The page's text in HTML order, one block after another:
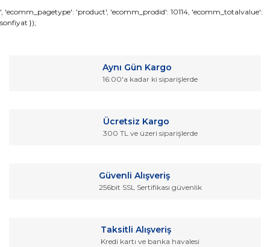
Yorum Yaz
Bu ürünün fiyat bilgisi, resim, ürün açıklamalarında ve diğer
konularda yetersiz gördüğünüz noktaları öneri formunu
Ürün resmi kalitesiz, bozuk veya görüntülenemiyor.
Ürün fiyatı diğer sitelerden daha pahalı.
', 'ecomm_pagetype': 'product', 'ecomm_prodid': 10114, 'ecomm_totalvalue':
sonfiyat });
Aynı Gün Kargo
16:00'a kadar ki siparişlerde
Ücretsiz Kargo
300 TL ve üzeri siparişlerde
Güvenli Alışveriş
256bit SSL Sertifikası güvenlik
Taksitli Alışveriş
Kredi kartı ve banka havalesi